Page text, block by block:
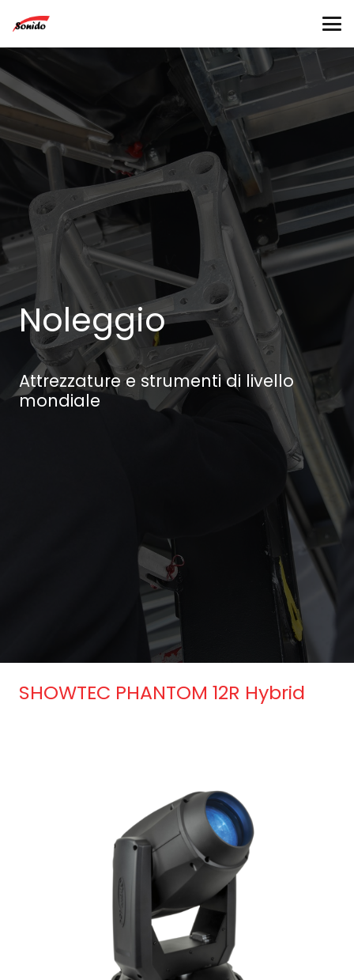
Noleggio
Attrezzature e strumenti di livello
mondiale
SHOWTEC PHANTOM 12R Hybrid